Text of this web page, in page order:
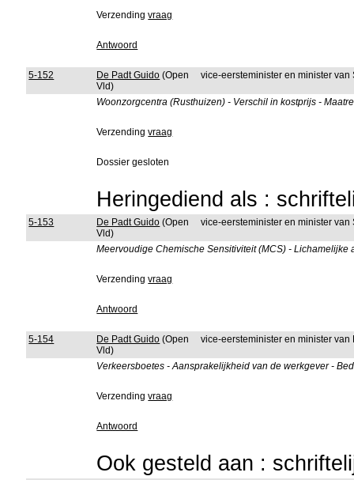
Verzendingvraag
Antwoord
5-152 De Padt Guido (Open
Vld)
vice-eersteminister en minister
Woonzorgcentra (Rusthuizen) - Verschil in kostprijs -
Verzendingvraag
Dossier gesloten
Heringediend als :
5-153 De Padt Guido (Open
Vld)
vice-eersteminister en minister
Meervoudige Chemische Sensitiviteit (MCS) - Lichamelijke
Verzendingvraag
Antwoord
5-154 De Padt Guido (Open
Vld)
vice-eersteminister en minister
Verkeersboetes - Aansprakelijkheid van de werkgever -
Verzendingvraag
Antwoord
Ook gesteld aan :